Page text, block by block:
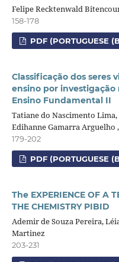
Felipe Recktenwald
158-178
PDF (PORTUGUESE
Classificação dos seres
ensino por investigação
Ensino Fundamental II
Tatiane do Nascimento
Edihanne Gamarra Arguelho
179-202
PDF (PORTUGUESE
The EXPERIENCE OF A
THE CHEMISTRY PIBID
Ademir de Souza Pereira,
Martinez
203-231